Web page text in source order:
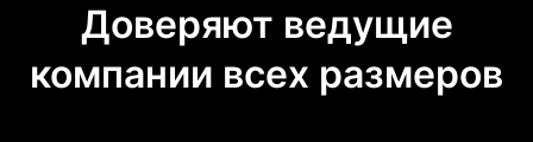
Доверяют ведущие
компании всех размеров